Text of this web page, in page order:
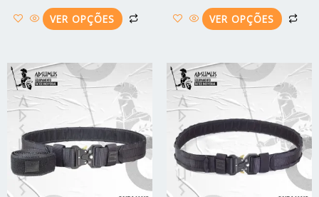
VER OPÇÕES
produto
VER OPÇÕES
Este
produto
várias
variantes.
As
opções
Este
As